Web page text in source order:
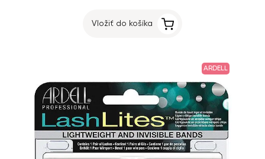
Vložiť do košíka
ARDELL